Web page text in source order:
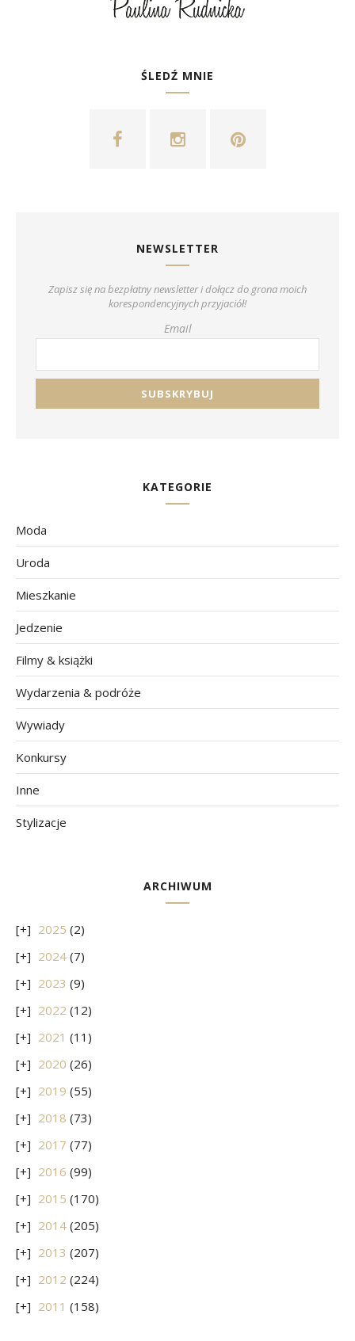
ŚLEDŹ MNIE
NEWSLETTER
Zapisz się na bezpłatny newsletter i dołącz do grona moich
korespondencyjnych przyjaciół!
Email
KATEGORIE
Moda
Uroda
Mieszkanie
Jedzenie
Filmy & książki
Wydarzenia & podróże
Wywiady
Konkursy
Inne
Stylizacje
ARCHIWUM
2025 (2)
2024 (7)
2023 (9)
2022 (12)
2021 (11)
2020 (26)
2019 (55)
2018 (73)
2017 (77)
2016 (99)
2015 (170)
2014 (205)
2013 (207)
2012 (224)
2011 (158)